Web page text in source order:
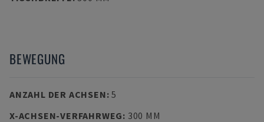
BEWEGUNG
ANZAHL DER ACHSEN:5
X-ACHSEN-VERFAHRWEG: 300 MM